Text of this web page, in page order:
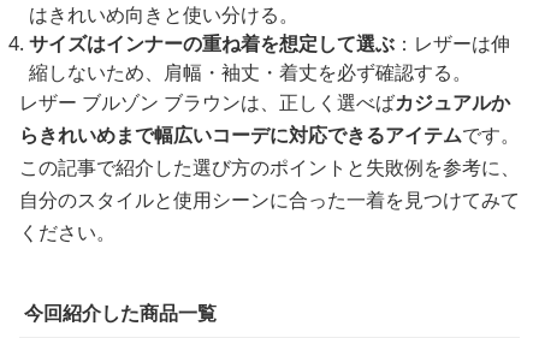
はきれいめ向きと使い分ける。
サイズはインナーの重ね着を想定して選ぶ ：レザーは伸
縮しないため、肩幅・袖丈・着丈を必ず確認する。
レザー ブルゾン ブラウンは、正しく選べばカジュアルか
らきれいめまで幅広いコーデに対応できるアイテムです。
この記事で紹介した選び方のポイントと失敗例を参考に、
自分のスタイルと使用シーンに合った一着を見つけてみて
ください。
今回紹介した商品一覧